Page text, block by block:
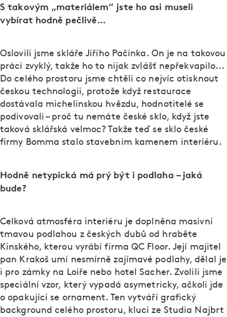
S takovým „materiálem“ jste ho asi museli
vybírat hodně pečlivě…
Oslovili jsme skláře Jiřího Pačínka. On je na takovou
práci zvyklý, takže ho to nijak zvlášť nepřekvapilo...
Do celého prostoru jsme chtěli co nejvíc otisknout
českou technologii, protože když restaurace
dostávala michelinskou hvězdu, hodnotitelé se
podivovali – proč tu nemáte české sklo, když jste
taková sklářská velmoc? Takže teď se sklo české
firmy Bomma stalo stavebním kamenem interiéru.
Hodně netypická má prý být i podlaha – jaká
bude?
Celková atmosféra interiéru je doplněna masivní
tmavou podlahou z českých dubů od hraběte
Kinského, kterou vyrábí firma QC Floor. Její majitel
pan Krakoš umí nesmírně zajímavé podlahy, dělal je
i pro zámky na Loiře nebo hotel Sacher. Zvolili jsme
speciální vzor, který vypadá asymetricky, ačkoli jde
o opakující se ornament. Ten vytváří grafický
background celého prostoru, kluci ze Studia Najbrt